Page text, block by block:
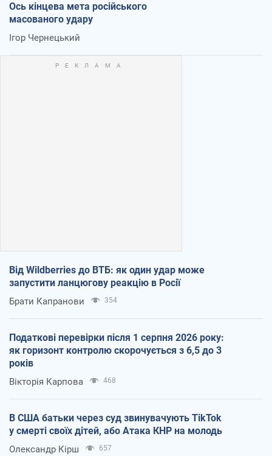
Ось кінцева мета російського
масованого удару
Ігор Чернецький
Від Wildberries до ВТБ: як один удар може
запустити ланцюгову реакцію в Росії
Брати Капранови 354
Податкові перевірки після 1 серпня 2026 року:
як горизонт контролю скорочується з 6,5 до 3
років
Вікторія Карпова 468
В США батьки через суд звинувачують TikTok
у смерті своїх дітей, або Атака КНР на молодь
Олександр Кірш 657